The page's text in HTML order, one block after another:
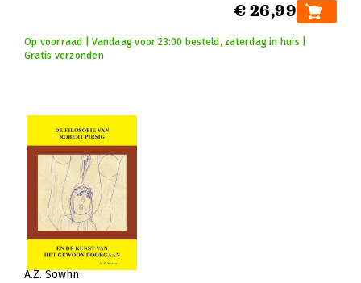
€ 26,99
Op voorraad | Vandaag voor 23:00 besteld, zaterdag in huis |
Gratis verzonden
A.Z. Sowhn